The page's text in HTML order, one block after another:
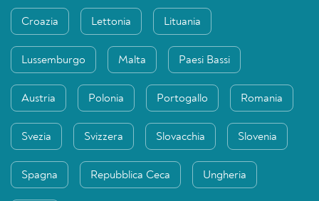
Croazia Lettonia Lituania
Lussemburgo Malta Paesi Bassi
Austria Polonia Portogallo Romania
Svezia Svizzera Slovacchia Slovenia
Spagna Repubblica Ceca Ungheria